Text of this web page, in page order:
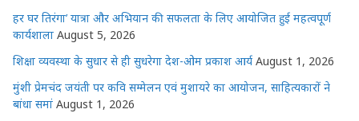
हर घर तिरंगा’ यात्रा और अभियान की सफलता के लिए आयोजित हुई महत्वपूर्ण
कार्यशाला August 5, 2026
शिक्षा व्यवस्था के सुधार से ही सुधरेगा देश-ओम प्रकाश आर्य August 1, 2026
मुंशी प्रेमचंद जयंती पर कवि सम्मेलन एवं मुशायरे का आयोजन, साहित्यकारों ने
बांधा समां August 1, 2026